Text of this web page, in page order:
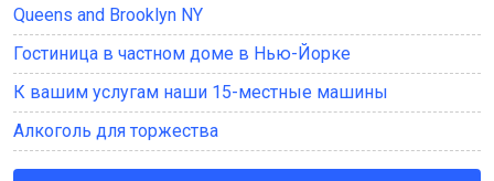
Queens and Brooklyn NY
Гостиница в частном доме в Нью-Йорке
К вашим услугам наши 15-местные машины
Алкоголь для торжества